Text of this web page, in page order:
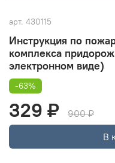
арт. 430115
Инструкция по
комплекса
электронном виде)
-63%
329 ₽
900 ₽
В